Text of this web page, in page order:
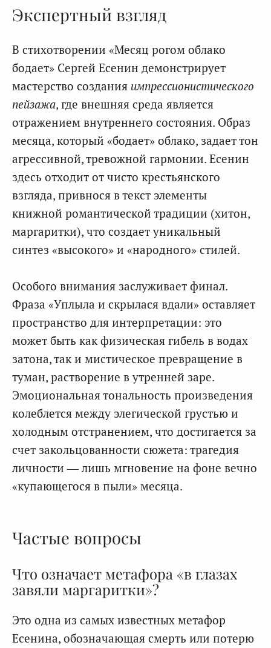
Экспертный взгляд
В стихотворении «Месяц рогом облако
бодает» Сергей Есенин демонстрирует
мастерство создания импрессионистического
пейзажа, где внешняя среда является
отражением внутреннего состояния. Образ
месяца, который «бодает» облако, задает тон
агрессивной, тревожной гармонии. Есенин
здесь отходит от чисто крестьянского
взгляда, привнося в текст элементы
книжной романтической традиции (хитон,
маргаритки), что создает уникальный
синтез «высокого» и «народного» стилей.
Особого внимания заслуживает финал.
Фраза «Уплыла и скрылася вдали» оставляет
пространство для интерпретации: это
может быть как физическая гибель в водах
затона, так и мистическое превращение в
туман, растворение в утренней заре.
Эмоциональная тональность произведения
колеблется между элегической грустью и
холодным отстранением, что достигается за
счет закольцованности сюжета: трагедия
личности — лишь мгновение на фоне вечно
«купающегося в пыли» месяца.
Частые вопросы
Что означает метафора «в глазах
завяли маргаритки»?
Это одна из самых известных метафор
Есенина, обозначающая смерть или потерю